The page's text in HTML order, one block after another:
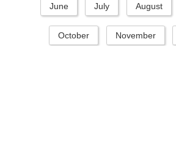
June July August
October November